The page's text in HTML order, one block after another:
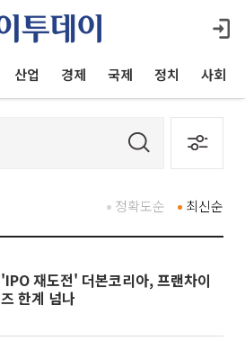
산업 경제 국제 정치 사회
최신순
정확도순
'IPO 재도전' 더본코리아, 프랜차이
즈 한계 넘나